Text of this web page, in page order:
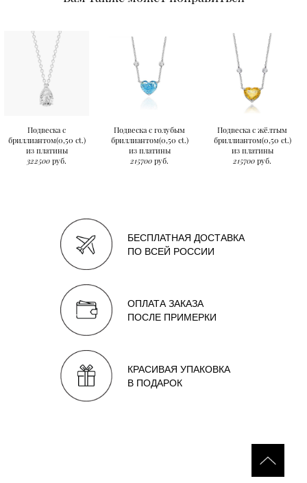
Подвеска с
бриллиантом(0,50 ct.)
из платины
322500 руб.
Подвеска с голубым
бриллиантом(0,50 ct.)
из платины
215700 руб.
Подвеска с жёлтым
бриллиантом(0,50 ct.)
из платины
215700 руб.
БЕСПЛАТНАЯ ДОСТАВКА
ПО ВСЕЙ РОССИИ
ОПЛАТА ЗАКАЗА
ПОСЛЕ ПРИМЕРКИ
КРАСИВАЯ УПАКОВКА
В ПОДАРОК